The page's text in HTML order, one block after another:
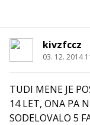
kivzfccz
03. 12. 2014
TUDI MENE JE
14 LET, ONA PA
SODELOVALO 5